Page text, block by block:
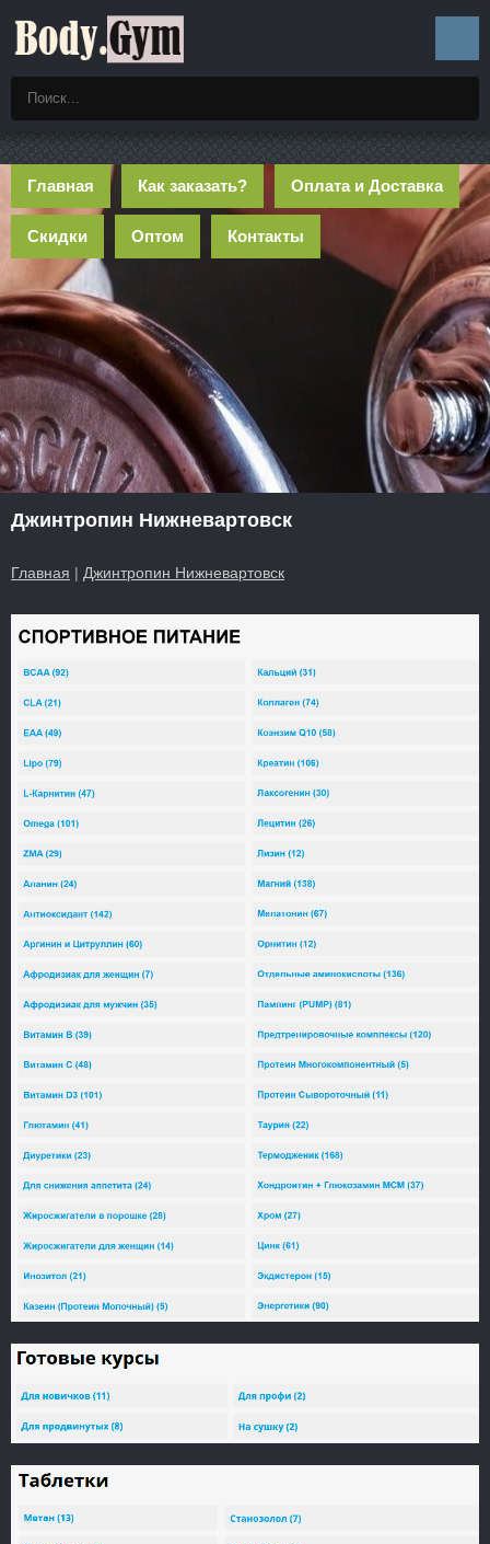
Главная Как заказать? Оплата и Доставка
Скидки Оптом Контакты
Джинтропин Нижневартовск
Главная | Джинтропин Нижневартовск